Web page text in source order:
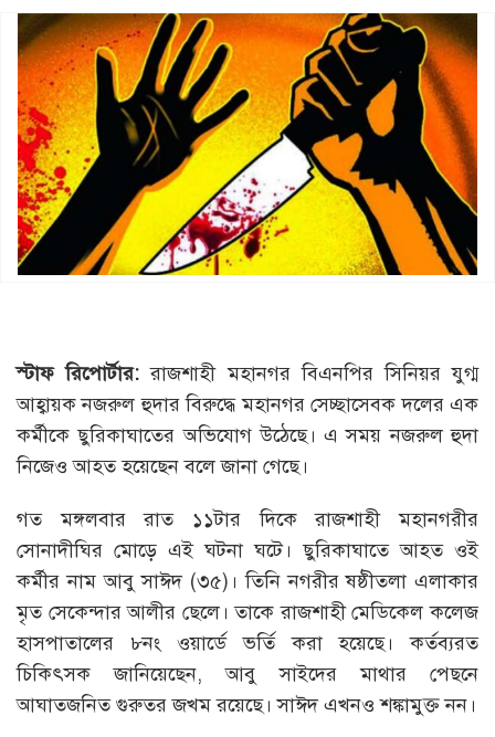
স্টাফ রিপোর্টার: রাজশাহী মহানগর বিএনপির সিনিয়র যুগ্ম
আহ্বায়ক নজরুল হুদার বিরুদ্ধে মহানগর সেচ্ছাসেবক দলের এক
কর্মীকে ছুরিকাঘাতের অভিযোগ উঠেছে। এ সময় নজরুল হুদা
নিজেও আহত হয়েছেন বলে জানা গেছে।
গত মঙ্গলবার রাত ১১টার দিকে রাজশাহী মহানগরীর
সোনাদীঘির মোড়ে এই ঘটনা ঘটে। ছুরিকাঘাতে আহত ওই
কর্মীর নাম আবু সাঈদ (৩৫)। তিনি নগরীর ষষ্ঠীতলা এলাকার
মৃত সেকেন্দার আলীর ছেলে। তাকে রাজশাহী মেডিকেল কলেজ
হাসপাতালের ৮নং ওয়ার্ডে ভর্তি করা হয়েছে। কর্তব্যরত
চিকিৎসক জানিয়েছেন, আবু সাইদের মাথার পেছনে
আঘাতজনিত গুরুতর জখম রয়েছে। সাঈদ এখনও শঙ্কামুক্ত নন।